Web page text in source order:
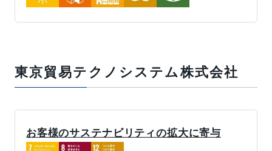
東京貿易テクノシステム株式会社
お客様のサステナビリティの拡大に寄与